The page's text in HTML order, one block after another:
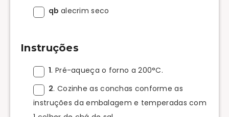
qb alecrim seco
Instruções
1. Pré-aqueça o forno a 200°C.
2. Cozinhe as conchas conforme as
instruções da embalagem e temperadas com